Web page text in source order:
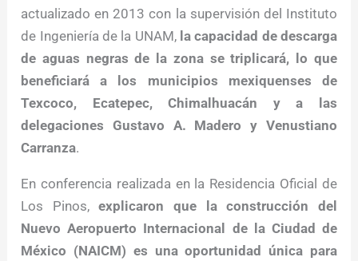
actualizado en 2013 con la supervisión del Instituto
de Ingeniería de la UNAM, la capacidad de descarga
de aguas negras de la zona se triplicará, lo que
beneficiará a los municipios mexiquenses de
Texcoco, Ecatepec, Chimalhuacán y a las
delegaciones Gustavo A. Madero y Venustiano
Carranza.
En conferencia realizada en la Residencia Oficial de
Los Pinos,explicaron que la construcción del
Nuevo Aeropuerto Internacional de la Ciudad de
México (NAICM) es una oportunidad única para